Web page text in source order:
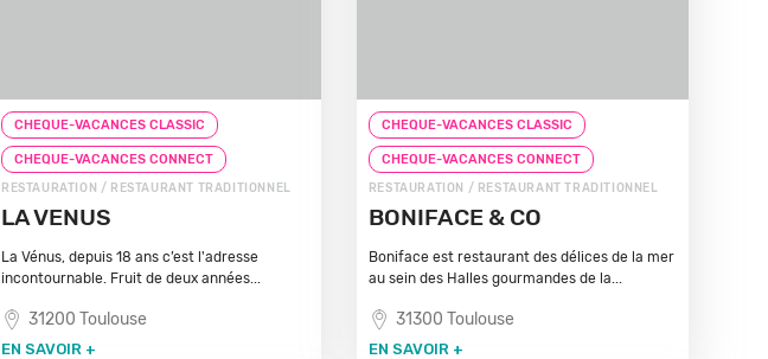
CHEQUE-VACANCES CLASSIC
CHEQUE-VACANCES CONNECT
RESTAURATION / RESTAURANT TRADITIONNEL
LA VENUS
La Vénus, depuis 18 ans c’est l'adresse
incontournable. Fruit de deux années...
31200 Toulouse
EN SAVOIR +
CHEQUE-VACANCES CLASSIC
CHEQUE-VACANCES CONNECT
RESTAURATION / RESTAURANT TRADITIONNEL
BONIFACE & CO
Boniface est restaurant des délices de la mer
au sein des Halles gourmandes de la...
31300 Toulouse
EN SAVOIR +